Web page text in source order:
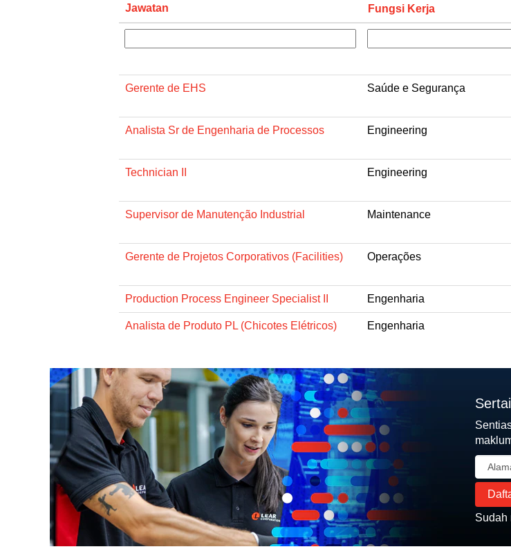
Jawatan Fungsi Kerja
Gerente de EHS Saúde e Segurança
Analista Sr de Engenharia de Processos Engineering
Technician II Engineering
Supervisor de Manutenção Industrial Maintenance
Gerente de Projetos Corporativos (Facilities) Operações
Production Process Engineer Specialist II Engenharia
Analista de Produto PL (Chicotes Elétricos) Engenharia
Sudah